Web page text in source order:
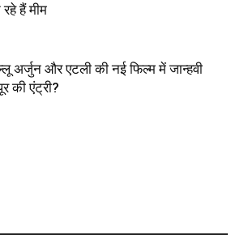
हैं मीम
अर्जुन और एटली की नई फिल्म में जान्हवी
की एंट्री?